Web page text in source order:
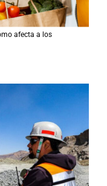
afecta a los